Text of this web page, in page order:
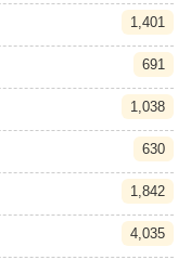
1,401
691
1,038
630
1,842
4,035